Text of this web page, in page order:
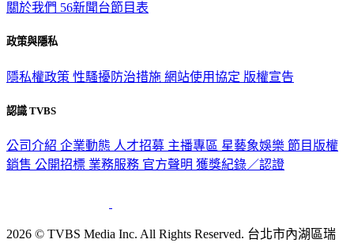
關於我們 56新聞台節目表
政策與隱私
隱私權政策 性騷擾防治措施 網站使用協定 版權宣告
認識 TVBS
公司介紹 企業動態 人才招募 主播專區 星藝象娛樂 節目版權
銷售 公開招標 業務服務 官方聲明 獲獎紀錄／認證
2026 © TVBS Media Inc. All Rights Reserved. 台北市內湖區瑞